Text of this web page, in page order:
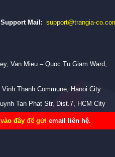
Support Mail: support@trangia-
Van Mieu – Quoc Tu Giam Ward,
Thanh Commune, Hanoi City
Tan Phat Str, Dist.7, HCM City
vào đây để gửi email liên hệ.